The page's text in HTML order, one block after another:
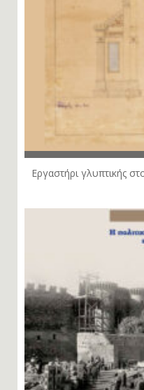
Εργαστήρι γλυπτικής